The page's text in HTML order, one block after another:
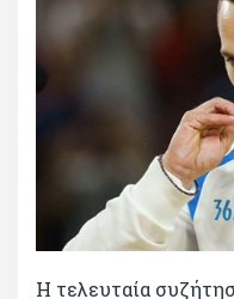
Η τελευταία